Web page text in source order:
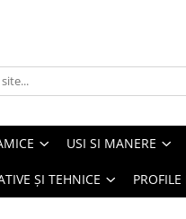
USI SI MANERE
ȘI TEHNICE